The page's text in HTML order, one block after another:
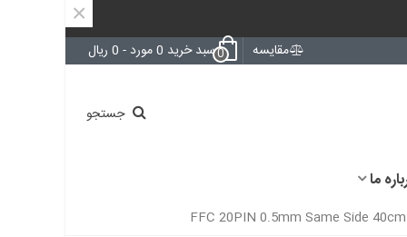
×
مقایسه 0سبد خرید 0مورد - 0 ریال
جستجو
ما